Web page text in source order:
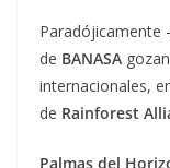
Paradójicamente
de BANASA
internacionales,
de Rainforest
Palmas del